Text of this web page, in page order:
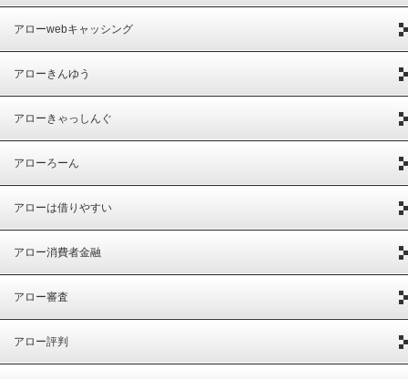
アローwebキャッシング
アローきんゆう
アローきゃっしんぐ
アローろーん
アローは借りやすい
アロー消費者金融
アロー審査
アロー評判